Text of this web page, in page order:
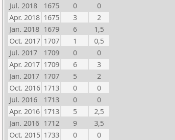
Jul. 2018
1675 0
0
Apr. 2018 1675 3
2
Jan. 2018 1679 6
1,5
Oct. 2017 1707 1
0,5
Jul. 2017
1709 0
0
Apr. 2017 1709 6
3
Jan. 2017 1707 5
2
Oct. 2016 1713 0
0
Jul. 2016
1713 0
0
Apr. 2016 1713 5
2,5
Jan. 2016 1712 9
3,5
Oct. 2015 1733 0
0